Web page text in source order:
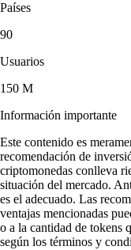
Países
90
Usuarios
150 M
Información importante
Este contenido es
recomendación de
criptomonedas conlleva
situación del mercado.
es el adecuado. Las
ventajas mencionadas
o a la cantidad de tokens
según los términos y